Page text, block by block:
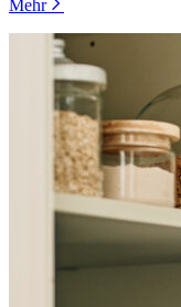
Mehr